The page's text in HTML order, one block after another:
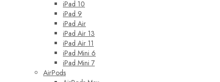
iPad 10
iPad 9
iPad Air
iPad Air 13
iPad Air 11
iPad Mini 6
iPad Mini 7
AirPods